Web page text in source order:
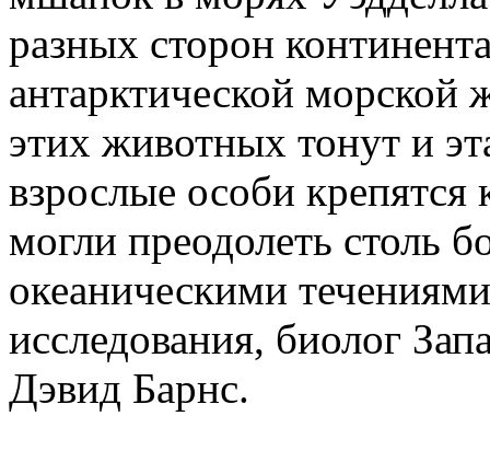
разных сторон
антарктической
этих животных тонут и
взрослые особи
могли преодолеть столь
океаническими
исследования, биолог
Дэвид Барнс.